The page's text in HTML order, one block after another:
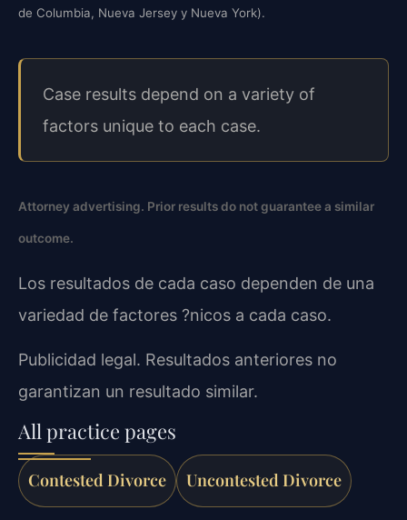
de Columbia, Nueva Jersey y Nueva York).
Case results depend on a variety of
factors unique to each case.
Attorney advertising. Prior results do not guarantee a similar
outcome.
Los resultados de cada caso dependen de una
variedad de factores ?nicos a cada caso.
Publicidad legal. Resultados anteriores no
garantizan un resultado similar.
All practice pages
Contested Divorce Uncontested Divorce